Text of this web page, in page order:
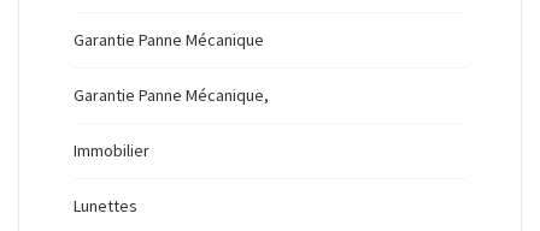
Garantie Panne Mécanique
Garantie Panne Mécanique,
Immobilier
Lunettes